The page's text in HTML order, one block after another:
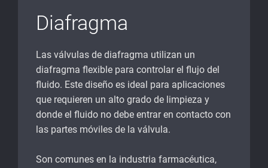
Diafragma
Las válvulas de diafragma utilizan un
diafragma flexible para controlar el flujo del
fluido. Este diseño es ideal para aplicaciones
que requieren un alto grado de limpieza y
donde el fluido no debe entrar en contacto con
las partes móviles de la válvula.
Son comunes en la industria farmacéutica,